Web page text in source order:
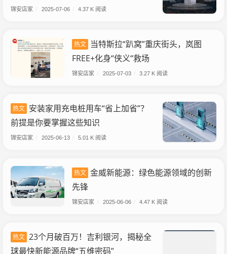
锦安店家 2025-07-06 4.37 K 阅读
热文 当特斯拉“趴窝”重庆街头，岚图
FREE+化身“侠义“救场
锦安店家 2025-07-03 3.27 K 阅读
热文 安装家用充电桩用车“省上加省”？
前提是你要掌握这些知识
锦安店家 2025-06-13 5.01 K 阅读
热文 金威新能源：绿色能源领域的创新
先锋​
锦安店家 2025-06-06 4.47 K 阅读
热文 23个月破百万！吉利银河，揭秘全
球最快新能源品牌“五维密码”